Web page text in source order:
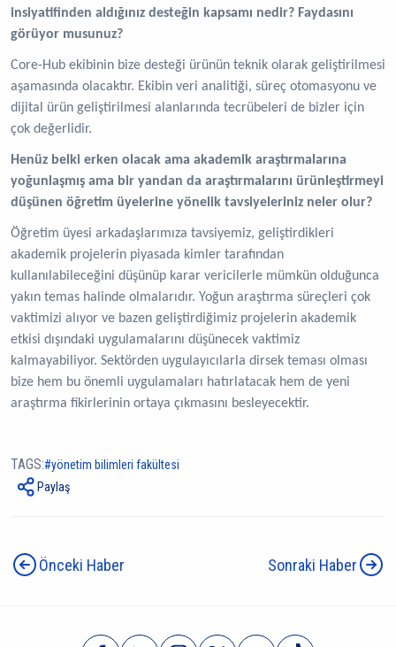
insiyatifinden aldığınız desteğin kapsamı nedir? Faydasını
görüyor musunuz?
Core-Hub ekibinin bize desteği ürünün teknik olarak geliştirilmesi
aşamasında olacaktır. Ekibin veri analitiği, süreç otomasyonu ve
dijital ürün geliştirilmesi alanlarında tecrübeleri de bizler için
çok değerlidir.
Henüz belki erken olacak ama akademik araştırmalarına
yoğunlaşmış ama bir yandan da araştırmalarını ürünleştirmeyi
düşünen öğretim üyelerine yönelik tavsiyeleriniz neler olur?
Öğretim üyesi arkadaşlarımıza tavsiyemiz, geliştirdikleri
akademik projelerin piyasada kimler tarafından
kullanılabileceğini düşünüp karar vericilerle mümkün olduğunca
yakın temas halinde olmalarıdır. Yoğun araştırma süreçleri çok
vaktimizi alıyor ve bazen geliştirdiğimiz projelerin akademik
etkisi dışındaki uygulamalarını düşünecek vaktimiz
kalmayabiliyor. Sektörden uygulayıcılarla dirsek teması olması
bize hem bu önemli uygulamaları hatırlatacak hem de yeni
araştırma fikirlerinin ortaya çıkmasını besleyecektir.
TAGS: yönetim bilimleri fakültesi
Paylaş
Önceki Haber Sonraki Haber